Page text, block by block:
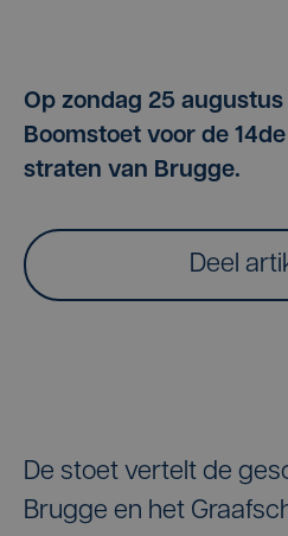
Op zondag 25
Boomstoet voor de
straten van Brugge.
Deel
De stoet vertelt de
Brugge en het